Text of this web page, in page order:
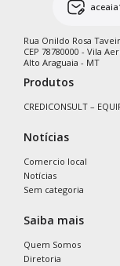
Rua Onildo Rosa
CEP 78780000 - Vila
Alto Araguaia - MT
Produtos
CREDICONSULT –
Notícias
Comercio local
Notícias
Sem categoria
Saiba mais
Quem Somos
Diretoria